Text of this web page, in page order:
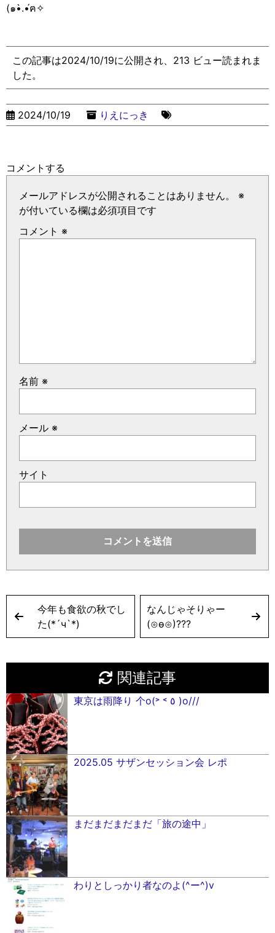
(๑•̀.•́ฅ✧
この記事は2024/10/19に公開され、213 ビュー読まれま
した。
2024/10/19 りえにっき
コメントする
メールアドレスが公開されることはありません。
※
が付いている欄は必須項目です
コメント ※
名前 ※
メール ※
サイト
今年も食欲の秋でし
た(*´ч`*)
なんじゃそりゃー
(⊙ө⊙)???
関連記事
東京は雨降り 个o(˃ ˂ ٥ )o///
2025.05 サザンセッション会 レポ
まだまだまだまだ「旅の途中」
わりとしっかり者なのよ(^ー^)v